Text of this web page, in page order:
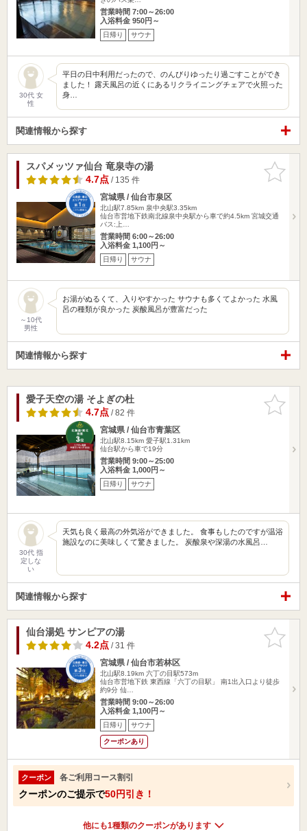
営業時間 7:00～26:00
入浴料金 950円～
日帰り サウナ
30代 女
性
平日の日中利用だったので、のんびりゆったり過ごすことができ
ました！ 露天風呂の近くにあるリクライニングチェアで火照った
身…
関連情報から探す
お気に入
りに追加
スパメッツァ仙台 竜泉寺の湯
4.7点/ 135 件
宮城県 / 仙台市泉区
北山駅7.85km 泉中央駅3.35km
仙台市営地下鉄南北線泉中央駅から車で約4.5km 宮城交通
バス:上…
営業時間 6:00～26:00
入浴料金 1,100円～
日帰り サウナ
～10代
男性
お湯がぬるくて、入りやすかった サウナも多くてよかった 水風
呂の種類が良かった 炭酸風呂が豊富だった
関連情報から探す
お気に入
りに追加
愛子天空の湯 そよぎの杜
4.7点/ 82 件
宮城県 / 仙台市青葉区
北山駅8.15km 愛子駅1.31km
仙台駅から車で19分
営業時間 9:00～25:00
入浴料金 1,000円～
日帰り サウナ
30代 指
定しな
い
天気も良く最高の外気浴ができました。 食事もしたのですが温浴
施設なのに美味しくて驚きました。 炭酸泉や深湯の水風呂…
関連情報から探す
お気に入
りに追加
仙台湯処 サンピアの湯
4.2点/ 31 件
宮城県 / 仙台市若林区
北山駅8.19km 六丁の目駅573m
仙台市営地下鉄 東西線「六丁の目駅」 南1出入口より徒歩
約9分 仙…
営業時間 9:00～26:00
入浴料金 1,100円～
日帰り サウナ
クーポンあり
クーポン 各ご利用コース割引
クーポンのご提示で50円引き！
他にも1種類のクーポンがあります